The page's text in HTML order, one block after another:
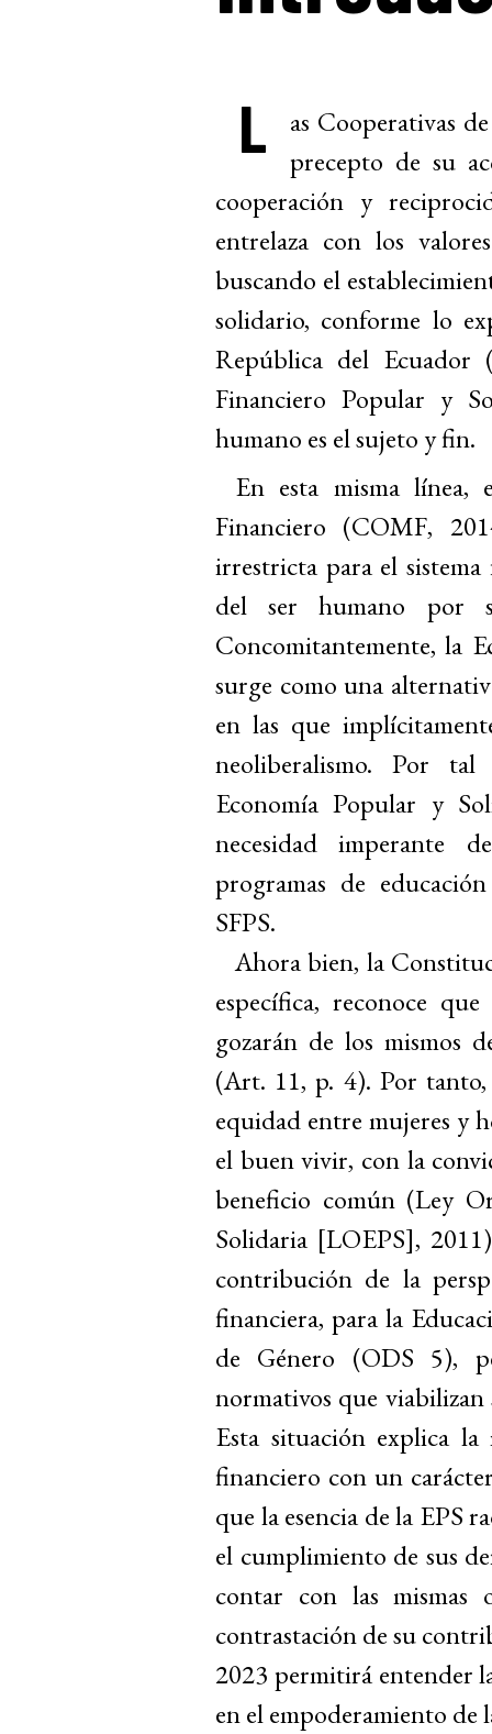
L
as Cooperativas
precepto de su
cooperación y
entrelaza con los
buscando el
solidario, conforme lo
República del Ecuador
Financiero Popular y
humano es el sujeto y fin.
En esta misma
Financiero (COMF,
irrestricta para el
del ser humano por
Concomitantemente, la
surge como una
en las que
neoliberalismo. Por
Economía Popular y
necesidad imperante
programas de
SFPS.
Ahora bien, la
específica, reconoce
gozarán de los mismos
(Art. 11, p. 4). Por tanto,
equidad entre mujeres y
el buen vivir, con la
beneficio común (Ley
Solidaria [LOEPS],
contribución de la
financiera, para la
de Género (ODS 5),
normativos que
Esta situación explica
financiero con un
que la esencia de la EPS
el cumplimiento de sus
contar con las mismas
contrastación de su
2023 permitirá entender
en el empoderamiento de